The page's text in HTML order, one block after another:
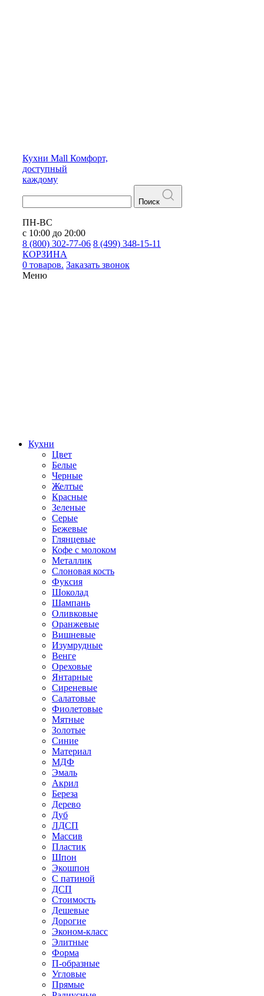
Кухни Mall Комфорт,
доступный
каждому
Поиск
ПН-ВС
с 10:00 до 20:00
8 (800) 302-77-06 8 (499) 348-15-11
КОРЗИНА
0 товаров. Заказать звонок
Меню
Кухни
Цвет
Белые
Черные
Желтые
Красные
Зеленые
Серые
Бежевые
Глянцевые
Кофе с молоком
Металлик
Слоновая кость
Фуксия
Шоколад
Шампань
Оливковые
Оранжевые
Вишневые
Изумрудные
Венге
Ореховые
Янтарные
Сиреневые
Салатовые
Фиолетовые
Мятные
Золотые
Синие
Материал
МДФ
Эмаль
Акрил
Береза
Дерево
Дуб
ЛДСП
Массив
Пластик
Шпон
Экошпон
С патиной
ДСП
Стоимость
Дешевые
Дорогие
Эконом-класс
Элитные
Форма
П-образные
Угловые
Прямые